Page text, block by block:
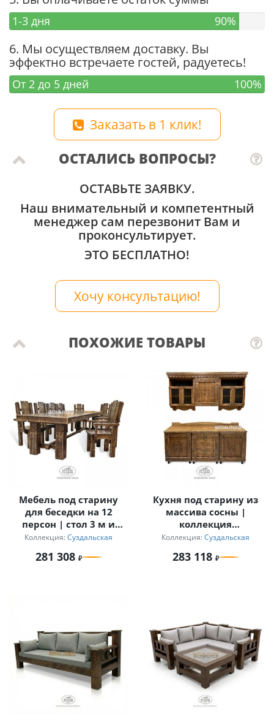
1-3 дня 90%
6. Мы осуществляем доставку. Вы
эффектно встречаете гостей, радуетесь!
От 2 до 5 дней 100%
Заказать в 1 клик!
ОСТАЛИСЬ ВОПРОСЫ?
ОСТАВЬТЕ ЗАЯВКУ.
Наш внимательный и компетентный
менеджер сам перезвонит Вам и
проконсультирует.
ЭТО БЕСПЛАТНО!
Хочу консультацию!
ПОХОЖИЕ ТОВАРЫ
Мебель под старину
для беседки на 12
персон | стол 3 м и
кресла с
«Суздальский»
Коллекция: Суздальская
281 308
Кухня под старину из
массива сосны |
коллекция
«Суздальская»
Коллекция: Суздальская
283 118